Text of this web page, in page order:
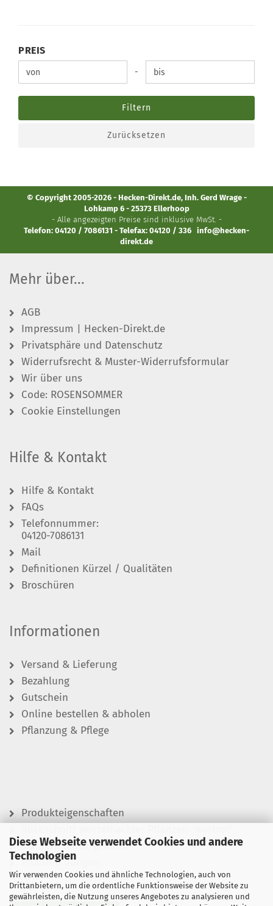
Diese Webseite verwendet Cookies und andere
Technologien
Wir verwenden Cookies und ähnliche Technologien, auch von
Drittanbietern, um die ordentliche Funktionsweise der Website zu
gewährleisten, die Nutzung unseres Angebotes zu analysieren und
PREIS
PREIS
Preis bis -
Filtern
Zurücksetzen
© Copyright 2005-2026 - Hecken-Direkt.de, Inh. Gerd Wrage -
Lohkamp 6 - 25373 Ellerhoop
- Alle angezeigten Preise sind inklusive MwSt. -
Telefon: 04120 / 7086131 - Telefax: 04120 / 336 info@hecken-
direkt.de
Mehr über...
AGB
Impressum | Hecken-Direkt.de
Privatsphäre und Datenschutz
Widerrufsrecht & Muster-Widerrufsformular
Wir über uns
Code: ROSENSOMMER
Cookie Einstellungen
Hilfe & Kontakt
Hilfe & Kontakt
FAQs
Telefonnummer:
04120-7086131
Mail
Definitionen Kürzel / Qualitäten
Broschüren
Informationen
Versand & Lieferung
Bezahlung
Gutschein
Online bestellen & abholen
Pflanzung & Pflege
Produkteigenschaften
Wässern leicht gemacht
Pflanzen düngen